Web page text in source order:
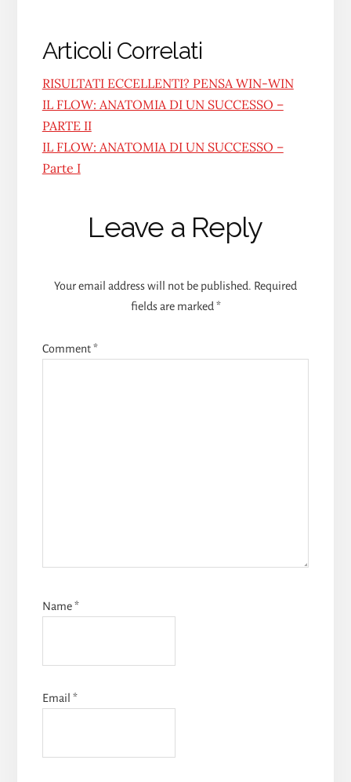
Articoli Correlati
RISULTATI ECCELLENTI? PENSA WIN-WIN
IL FLOW: ANATOMIA DI UN SUCCESSO –
PARTE II
IL FLOW: ANATOMIA DI UN SUCCESSO –
Parte I
Interactions
Leave a Reply
Your email address will not be published. Required
fields are marked *
Comment*
Name*
Email *